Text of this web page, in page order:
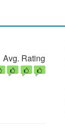
Avg. Rating